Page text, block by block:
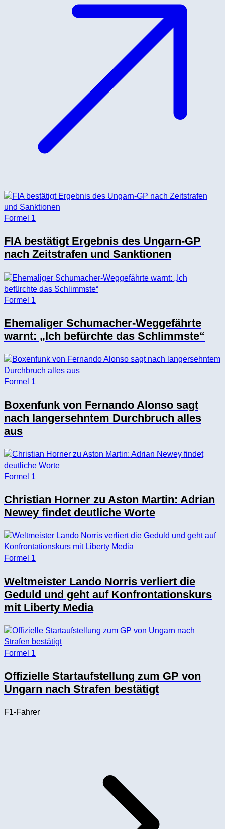
Formel 1
FIA bestätigt Ergebnis des Ungarn-GP
nach Zeitstrafen und Sanktionen
Formel 1
Ehemaliger Schumacher-Weggefährte
warnt: „Ich befürchte das Schlimmste“
Formel 1
Boxenfunk von Fernando Alonso sagt
nach langersehntem Durchbruch alles
aus
Formel 1
Christian Horner zu Aston Martin: Adrian
Newey findet deutliche Worte
Formel 1
Weltmeister Lando Norris verliert die
Geduld und geht auf Konfrontationskurs
mit Liberty Media
Formel 1
Offizielle Startaufstellung zum GP von
Ungarn nach Strafen bestätigt
F1-Fahrer